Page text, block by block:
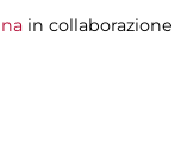
in collaborazione